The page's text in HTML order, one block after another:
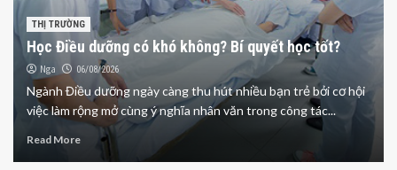
THỊ TRƯỜNG
Học Điều dưỡng có khó không? Bí quyết học tốt?
Nga 06/08/2026
Ngành Điều dưỡng ngày càng thu hút nhiều bạn trẻ bởi cơ hội
việc làm rộng mở cùng ý nghĩa nhân văn trong công tác...
Read More